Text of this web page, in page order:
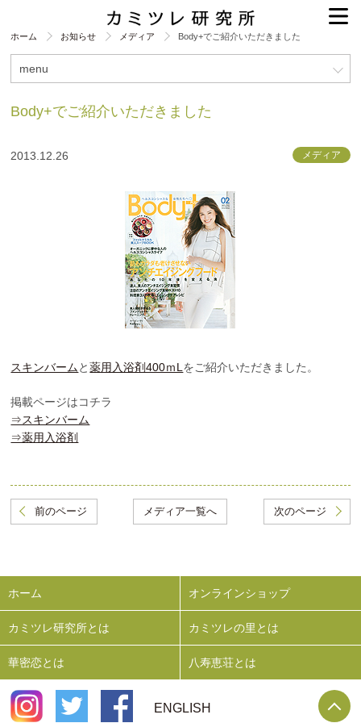
ホーム お知らせ メディア Body+でご紹介いただきました
menu
Body+でご紹介いただきました
2013.12.26 メディア
スキンバームと薬用入浴剤400ｍL をご紹介いただきました。
掲載ページはコチラ
⇒スキンバーム
⇒薬用入浴剤
次のページ
前のページ メディア一覧へ
ホーム オンラインショップ
カミツレ研究所とは カミツレの里とは
華密恋とは 八寿恵荘とは
ENGLISH